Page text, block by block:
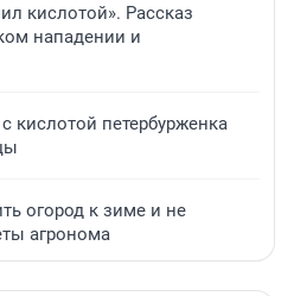
кислотой». Рассказ
нападении и
кислотой петербурженка
огород к зиме и не
агронома